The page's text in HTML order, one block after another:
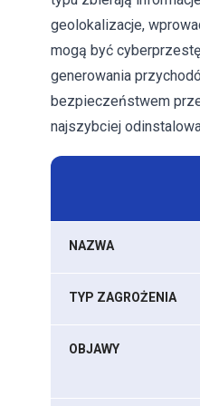
geolokalizacje,
mogą być
generowania
bezpieczeństwem
najszybciej
NAZWA
TYP ZAGROŻENIA
OBJAWY